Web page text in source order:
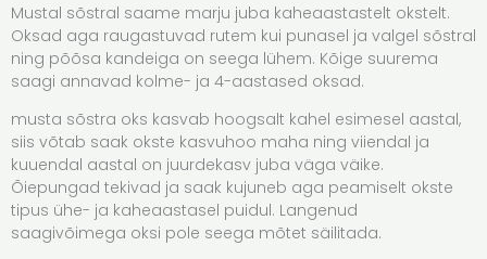
Mustal sõstral saame marju juba kaheaastastelt okstelt.
Oksad aga raugastuvad rutem kui punasel ja valgel sõstral
ning põõsa kandeiga on seega lühem. Kõige suurema
saagi annavad kolme- ja 4-aastased oksad.
musta sõstra oks kasvab hoogsalt kahel esimesel aastal,
siis võtab saak okste kasvuhoo maha ning viiendal ja
kuuendal aastal on juurdekasv juba väga väike.
Õiepungad tekivad ja saak kujuneb aga peamiselt okste
tipus ühe- ja kaheaastasel puidul. Langenud
saagivõimega oksi pole seega mõtet säilitada.